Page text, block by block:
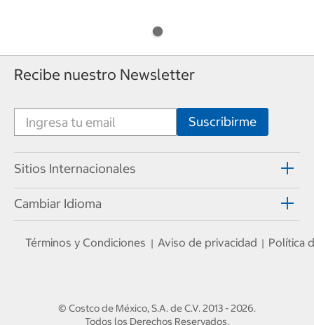
Recibe nuestro Newsletter
Sitios Internacionales
Cambiar Idioma
Términos y Condiciones | Aviso de privacidad | Política
© Costco de México, S.A. de C.V.2013 - 2026.
Todos los Derechos Reservados.